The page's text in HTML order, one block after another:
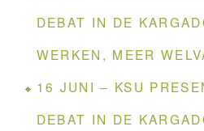
DEBAT IN DE
WERKEN, MEER
16 JUNI – KSU
DEBAT IN DE